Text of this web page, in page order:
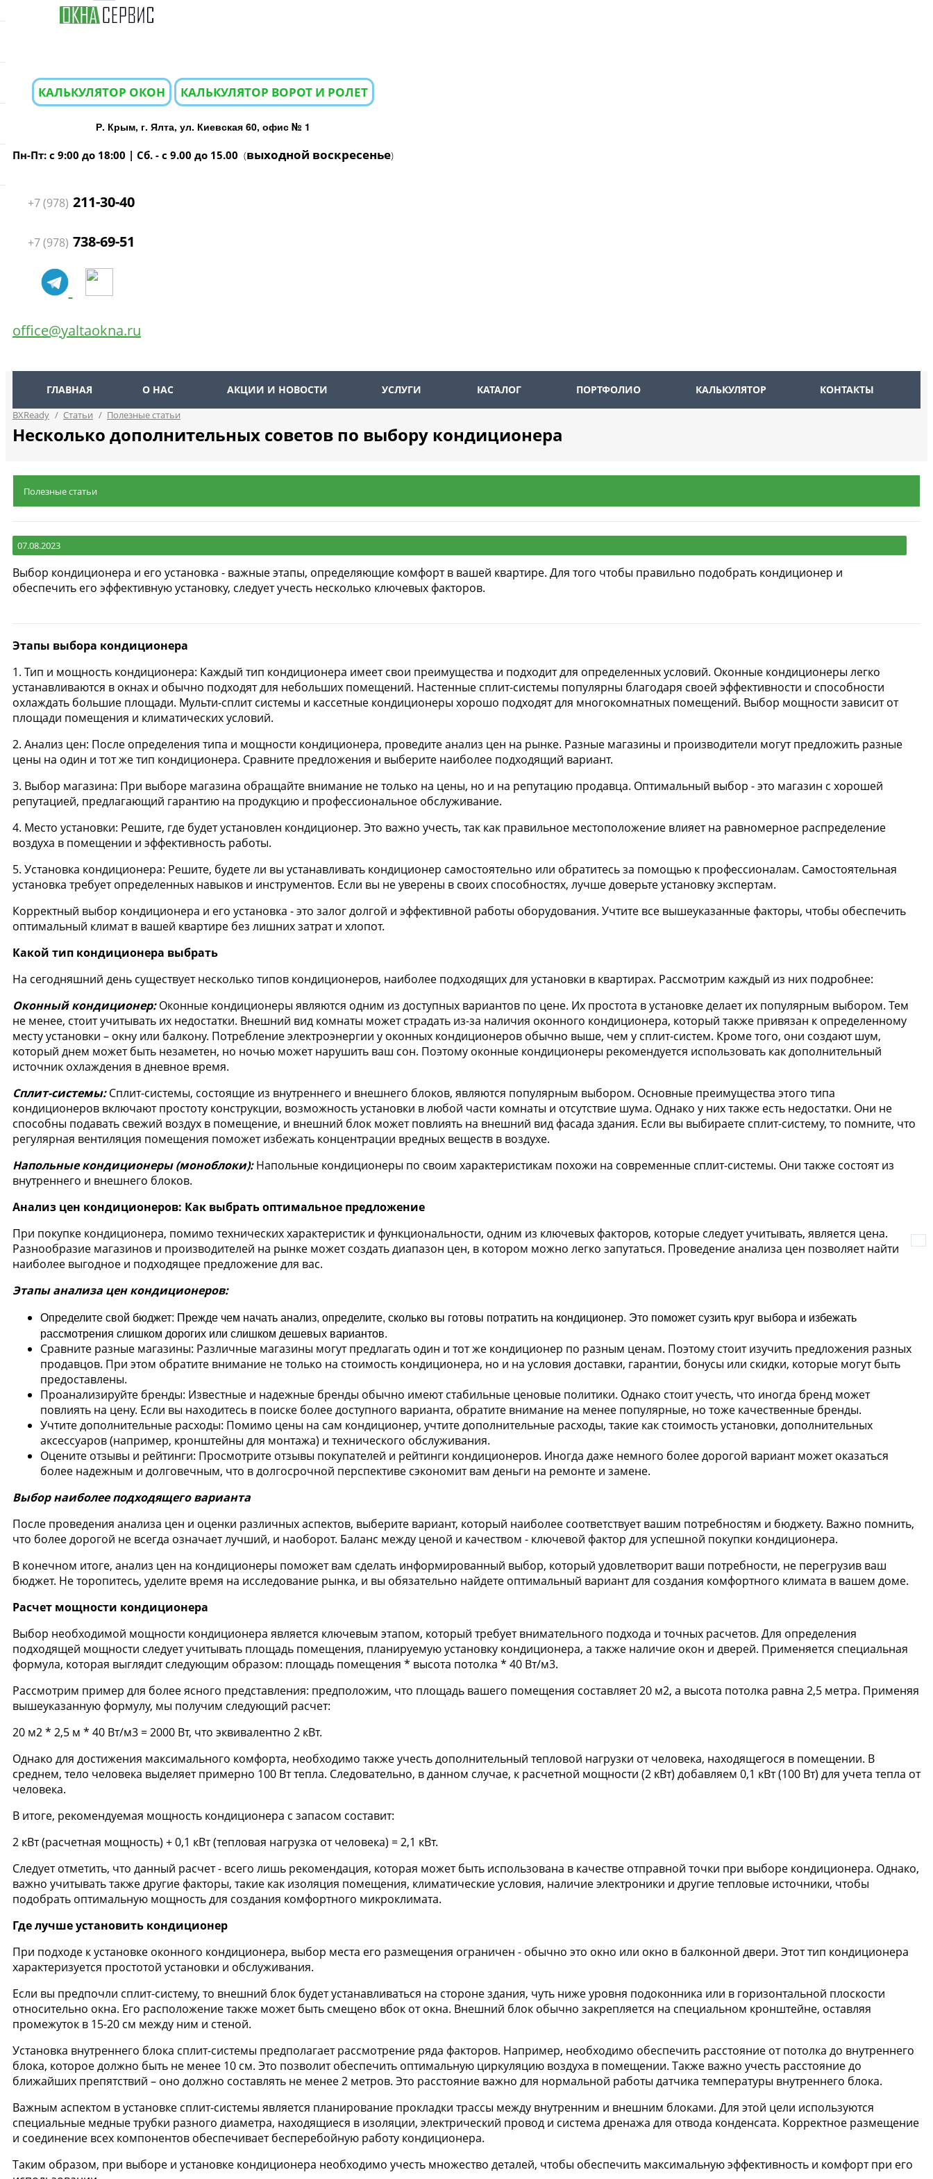
КАЛЬКУЛЯТОР ОКОН КАЛЬКУЛЯТОР ВОРОТ И РОЛЕТ
Р. Крым, г. Ялта, ул. Киевская 60, офис № 1
Пн-Пт: с 9:00 до 18:00 | Сб. - с 9.00 до 15.00 (выходной воскресенье)
+7 (978) 211-30-40
+7 (978) 738-69-51
office@yaltaokna.ru
ГЛАВНАЯ О НАС АКЦИИ И НОВОСТИ УСЛУГИ КАТАЛОГ ПОРТФОЛИО КАЛЬКУЛЯТОР КОНТАКТЫ
BXReady / Статьи / Полезные статьи
Несколько дополнительных советов по выбору кондиционера
Полезные статьи
07.08.2023
Выбор кондиционера и его установка - важные этапы, определяющие комфорт в вашей квартире. Для того чтобы правильно подобрать кондиционер и
обеспечить его эффективную установку, следует учесть несколько ключевых факторов.
Этапы выбора кондиционера
1. Тип и мощность кондиционера: Каждый тип кондиционера имеет свои преимущества и подходит для определенных условий. Оконные кондиционеры легко
устанавливаются в окнах и обычно подходят для небольших помещений. Настенные сплит-системы популярны благодаря своей эффективности и способности
охлаждать большие площади. Мульти-сплит системы и кассетные кондиционеры хорошо подходят для многокомнатных помещений. Выбор мощности зависит от
площади помещения и климатических условий.
2. Анализ цен: После определения типа и мощности кондиционера, проведите анализ цен на рынке. Разные магазины и производители могут предложить разные
цены на один и тот же тип кондиционера. Сравните предложения и выберите наиболее подходящий вариант.
3. Выбор магазина: При выборе магазина обращайте внимание не только на цены, но и на репутацию продавца. Оптимальный выбор - это магазин с хорошей
репутацией, предлагающий гарантию на продукцию и профессиональное обслуживание.
4. Место установки: Решите, где будет установлен кондиционер. Это важно учесть, так как правильное местоположение влияет на равномерное распределение
воздуха в помещении и эффективность работы.
5. Установка кондиционера: Решите, будете ли вы устанавливать кондиционер самостоятельно или обратитесь за помощью к профессионалам. Самостоятельная
установка требует определенных навыков и инструментов. Если вы не уверены в своих способностях, лучше доверьте установку экспертам.
Корректный выбор кондиционера и его установка - это залог долгой и эффективной работы оборудования. Учтите все вышеуказанные факторы, чтобы обеспечить
оптимальный климат в вашей квартире без лишних затрат и хлопот.
Какой тип кондиционера выбрать
На сегодняшний день существует несколько типов кондиционеров, наиболее подходящих для установки в квартирах. Рассмотрим каждый из них подробнее:
Оконный кондиционер:Оконные кондиционеры являются одним из доступных вариантов по цене. Их простота в установке делает их популярным выбором. Тем
не менее, стоит учитывать их недостатки. Внешний вид комнаты может страдать из-за наличия оконного кондиционера, который также привязан к определенному
месту установки – окну или балкону. Потребление электроэнергии у оконных кондиционеров обычно выше, чем у сплит-систем. Кроме того, они создают шум,
который днем может быть незаметен, но ночью может нарушить ваш сон. Поэтому оконные кондиционеры рекомендуется использовать как дополнительный
источник охлаждения в дневное время.
Сплит-системы:Сплит-системы, состоящие из внутреннего и внешнего блоков, являются популярным выбором. Основные преимущества этого типа
кондиционеров включают простоту конструкции, возможность установки в любой части комнаты и отсутствие шума. Однако у них также есть недостатки. Они не
способны подавать свежий воздух в помещение, и внешний блок может повлиять на внешний вид фасада здания. Если вы выбираете сплит-систему, то помните, что
регулярная вентиляция помещения поможет избежать концентрации вредных веществ в воздухе.
Напольные кондиционеры (моноблоки):Напольные кондиционеры по своим характеристикам похожи на современные сплит-системы. Они также состоят из
внутреннего и внешнего блоков.
Анализ цен кондиционеров: Как выбрать оптимальное предложение
При покупке кондиционера, помимо технических характеристик и функциональности, одним из ключевых факторов, которые следует учитывать, является цена.
Разнообразие магазинов и производителей на рынке может создать диапазон цен, в котором можно легко запутаться. Проведение анализа цен позволяет найти
наиболее выгодное и подходящее предложение для вас.
Этапы анализа цен кондиционеров:
Определите свой бюджет: Прежде чем начать анализ, определите, сколько вы готовы потратить на кондиционер. Это поможет сузить круг выбора и избежать
рассмотрения слишком дорогих или слишком дешевых вариантов.
Сравните разные магазины: Различные магазины могут предлагать один и тот же кондиционер по разным ценам. Поэтому стоит изучить предложения разных
продавцов. При этом обратите внимание не только на стоимость кондиционера, но и на условия доставки, гарантии, бонусы или скидки, которые могут быть
предоставлены.
Проанализируйте бренды: Известные и надежные бренды обычно имеют стабильные ценовые политики. Однако стоит учесть, что иногда бренд может
повлиять на цену. Если вы находитесь в поиске более доступного варианта, обратите внимание на менее популярные, но тоже качественные бренды.
Учтите дополнительные расходы: Помимо цены на сам кондиционер, учтите дополнительные расходы, такие как стоимость установки, дополнительных
аксессуаров (например, кронштейны для монтажа) и технического обслуживания.
Оцените отзывы и рейтинги: Просмотрите отзывы покупателей и рейтинги кондиционеров. Иногда даже немного более дорогой вариант может оказаться
более надежным и долговечным, что в долгосрочной перспективе сэкономит вам деньги на ремонте и замене.
Выбор наиболее подходящего варианта
После проведения анализа цен и оценки различных аспектов, выберите вариант, который наиболее соответствует вашим потребностям и бюджету. Важно помнить,
что более дорогой не всегда означает лучший, и наоборот. Баланс между ценой и качеством - ключевой фактор для успешной покупки кондиционера.
В конечном итоге, анализ цен на кондиционеры поможет вам сделать информированный выбор, который удовлетворит ваши потребности, не перегрузив ваш
бюджет. Не торопитесь, уделите время на исследование рынка, и вы обязательно найдете оптимальный вариант для создания комфортного климата в вашем доме.
Расчет мощности кондиционера
Выбор необходимой мощности кондиционера является ключевым этапом, который требует внимательного подхода и точных расчетов. Для определения
подходящей мощности следует учитывать площадь помещения, планируемую установку кондиционера, а также наличие окон и дверей. Применяется специальная
формула, которая выглядит следующим образом: площадь помещения * высота потолка * 40 Вт/м3.
Рассмотрим пример для более ясного представления: предположим, что площадь вашего помещения составляет 20 м2, а высота потолка равна 2,5 метра. Применяя
вышеуказанную формулу, мы получим следующий расчет:
20 м2 * 2,5 м * 40 Вт/м3 = 2000 Вт, что эквивалентно 2 кВт.
Однако для достижения максимального комфорта, необходимо также учесть дополнительный тепловой нагрузки от человека, находящегося в помещении. В
среднем, тело человека выделяет примерно 100 Вт тепла. Следовательно, в данном случае, к расчетной мощности (2 кВт) добавляем 0,1 кВт (100 Вт) для учета тепла от
человека.
В итоге, рекомендуемая мощность кондиционера с запасом составит:
2 кВт (расчетная мощность) + 0,1 кВт (тепловая нагрузка от человека) = 2,1 кВт.
Следует отметить, что данный расчет - всего лишь рекомендация, которая может быть использована в качестве отправной точки при выборе кондиционера. Однако,
важно учитывать также другие факторы, такие как изоляция помещения, климатические условия, наличие электроники и другие тепловые источники, чтобы
подобрать оптимальную мощность для создания комфортного микроклимата.
Где лучше установить кондиционер
При подходе к установке оконного кондиционера, выбор места его размещения ограничен - обычно это окно или окно в балконной двери. Этот тип кондиционера
характеризуется простотой установки и обслуживания.
Если вы предпочли сплит-систему, то внешний блок будет устанавливаться на стороне здания, чуть ниже уровня подоконника или в горизонтальной плоскости
относительно окна. Его расположение также может быть смещено вбок от окна. Внешний блок обычно закрепляется на специальном кронштейне, оставляя
промежуток в 15-20 см между ним и стеной.
Установка внутреннего блока сплит-системы предполагает рассмотрение ряда факторов. Например, необходимо обеспечить расстояние от потолка до внутреннего
блока, которое должно быть не менее 10 см. Это позволит обеспечить оптимальную циркуляцию воздуха в помещении. Также важно учесть расстояние до
ближайших препятствий – оно должно составлять не менее 2 метров. Это расстояние важно для нормальной работы датчика температуры внутреннего блока.
Важным аспектом в установке сплит-системы является планирование прокладки трассы между внутренним и внешним блоками. Для этой цели используются
специальные медные трубки разного диаметра, находящиеся в изоляции, электрический провод и система дренажа для отвода конденсата. Корректное размещение
и соединение всех компонентов обеспечивает бесперебойную работу кондиционера.
Таким образом, при выборе и установке кондиционера необходимо учесть множество деталей, чтобы обеспечить максимальную эффективность и комфорт при его